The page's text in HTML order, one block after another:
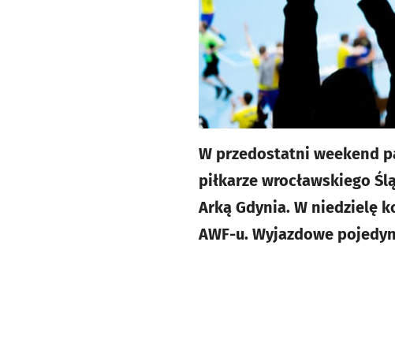
W przedostatni weekend
piłkarze wrocławskiego
Arką Gdynia. W niedzielę
AWF-u. Wyjazdowe